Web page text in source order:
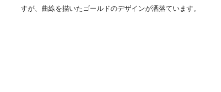
すが、曲線を描いたゴールドのデザインが洒落ています。